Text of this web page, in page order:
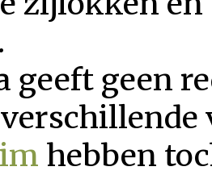
geeft geen
hebben